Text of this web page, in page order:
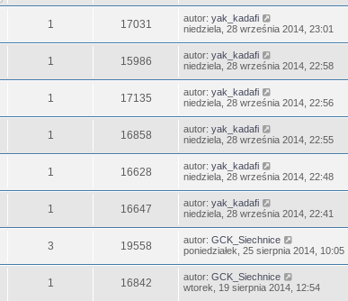
1 17031 autor: yak_kadafi
niedziela, 28 września 2014, 23:01
1 15986 autor: yak_kadafi
niedziela, 28 września 2014, 22:58
1 17135 autor: yak_kadafi
niedziela, 28 września 2014, 22:56
1 16858 autor: yak_kadafi
niedziela, 28 września 2014, 22:55
1 16628 autor: yak_kadafi
niedziela, 28 września 2014, 22:48
1 16647 autor: yak_kadafi
niedziela, 28 września 2014, 22:41
3 19558 autor: GCK_Siechnice
poniedziałek, 25 sierpnia 2014, 10:05
1 16842 autor: GCK_Siechnice
wtorek, 19 sierpnia 2014, 12:54